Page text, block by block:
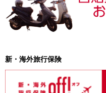
新・海外旅行保険